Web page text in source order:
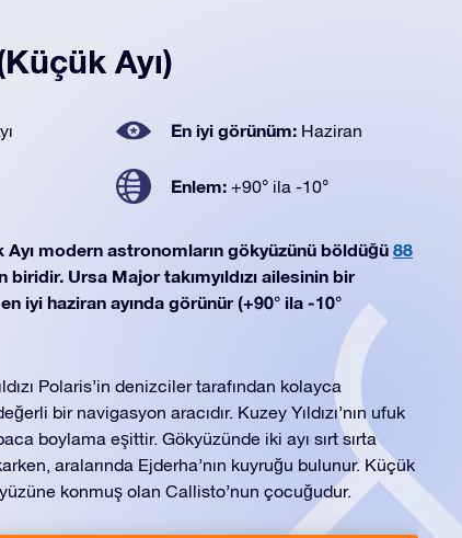
Ayı)
En iyi görünüm: Haziran
Enlem: +90° ila -10°
modern astronomların gökyüzünü böldüğü 88
biridir. Ursa Major takımyıldızı ailesinin bir
iyi haziran ayında görünür (+90° ila -10°
Polaris’in denizciler tarafından kolayca
bir navigasyon aracıdır. Kuzey Yıldızı’nın ufuk
boylama eşittir. Gökyüzünde iki ayı sırt sırta
aralarında Ejderha’nın kuyruğu bulunur. Küçük
konmuş olan Callisto’nun çocuğudur.